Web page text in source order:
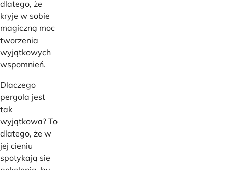
dlatego, że
kryje w sobie
magiczną moc
tworzenia
wyjątkowych
wspomnień.
Dlaczego
pergola jest
tak
wyjątkowa? To
dlatego, że w
jej cieniu
spotykają się